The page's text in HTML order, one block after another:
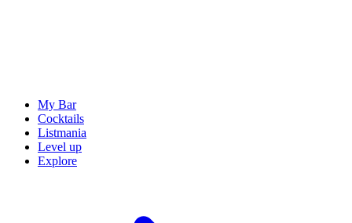
My Bar
Cocktails
Listmania
Level up
Explore